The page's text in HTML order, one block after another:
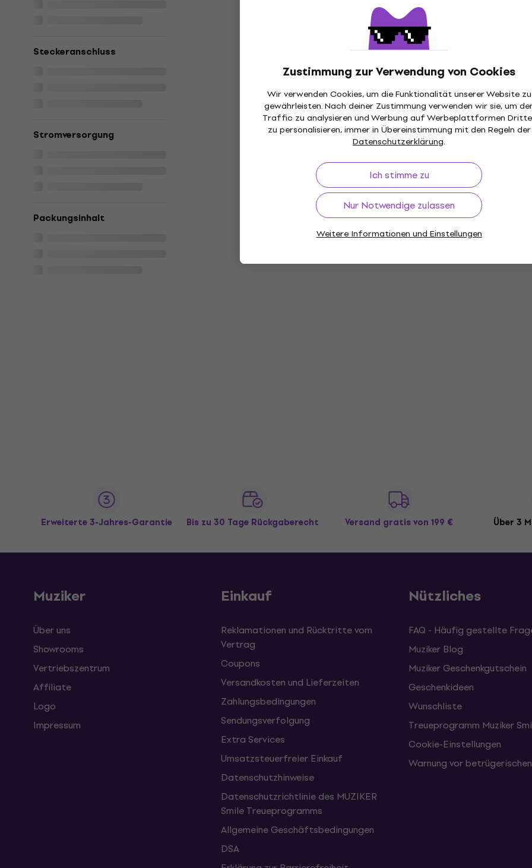
Zustimmung zur Verwendung von Cookies
Wir verwenden Cookies, um die Funktionalität unserer Website zu
gewährleisten. Nach deiner Zustimmung verwenden wir sie, um
Traffic zu analysieren und Werbung auf Werbeplattformen
zu personalisieren, immer in Übereinstimmung mit den Regeln der
Datenschutzerklärung.
Ich stimme zu
Nur Notwendige zulassen
Weitere Informationen und Einstellungen
Steckeranschluss
Stromversorgung
Packungsinhalt
Erweiterte 3-Jahres-Garantie Bis zu 30 Tage Rückgaberecht Versand gratisvon 199 € Über 3
Muziker
Über uns
Showrooms
Vertriebszentrum
Affiliate
Logo
Impressum
Einkauf
Reklamationen und Rücktritte vom
Vertrag
Coupons
Versandkosten und Lieferzeiten
Zahlungsbedingungen
Sendungsverfolgung
Extra Services
Umsatzsteuerfreier Einkauf
Datenschutzhinweise
Datenschutzrichtlinie des MUZIKER
Smile Treueprogramms
Allgemeine Geschäftsbedingungen
DSA
Nützliches
FAQ - Häufig gestellte
Muziker Blog
Muziker Geschenkgutschein
Geschenkideen
Wunschliste
Treueprogramm Muziker
Cookie-Einstellungen
Warnung vor